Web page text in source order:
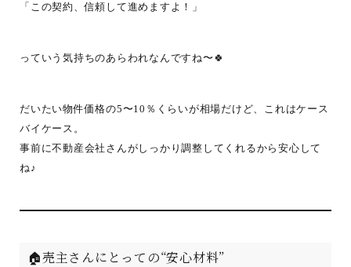
「この契約、信頼して進めますよ！」
っていう気持ちのあらわれなんですね〜🍀
だいたい物件価格の5〜10％くらいが相場だけど、これはケース
バイケース。
事前に不動産会社さんがしっかり調整してくれるから安心して
ね♪
🏠売主さんにとっての“安心材料”